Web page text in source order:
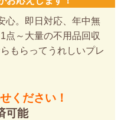
心。即日対応、年中無
点～大量の不用品回収
もらってうれしいプレ
ください！
可能